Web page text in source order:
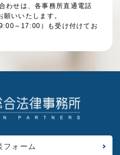
わせは、各事務所直通電話
いいたします。
～17:00）も受け付けてお
フォーム